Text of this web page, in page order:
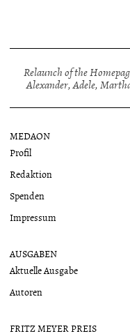
Relaunch of the
Alexander, Adele,
MEDAON
Profil
Redaktion
Spenden
Impressum
AUSGABEN
Aktuelle Ausgabe
Autoren
FRITZ MEYER PREIS